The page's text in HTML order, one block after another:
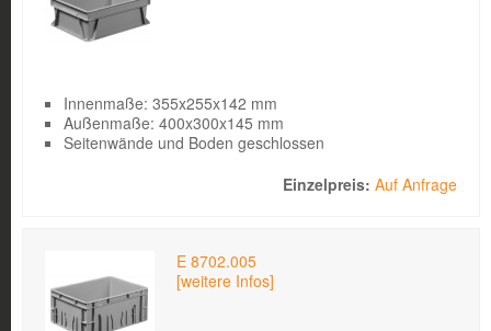
Innenmaße: 355x255x142 mm
Außenmaße: 400x300x145 mm
Seitenwände und Boden geschlossen
Auf Anfrage
E 8702.005
[weitere Infos]